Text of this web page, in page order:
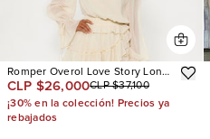
Romper Overol Love Story Long
Sleeve
CLP $26,000CLP $37,100
¡30% en la colección! Precios ya
rebajados